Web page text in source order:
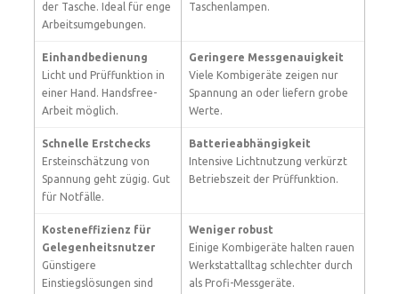
der Tasche. Ideal für enge
Arbeitsumgebungen.
Taschenlampen.
Einhandbedienung
Licht und Prüffunktion in
einer Hand. Handsfree-
Arbeit möglich.
Geringere Messgenauigkeit
Viele Kombigeräte zeigen nur
Spannung an oder liefern grobe
Werte.
Schnelle Erstchecks
Ersteinschätzung von
Spannung geht zügig. Gut
für Notfälle.
Batterieabhängigkeit
Intensive Lichtnutzung verkürzt
Betriebszeit der Prüffunktion.
Kosteneffizienz für
Gelegenheitsnutzer
Günstigere
Einstiegslösungen sind
Weniger robust
Einige Kombigeräte halten rauen
Werkstattalltag schlechter durch
als Profi-Messgeräte.